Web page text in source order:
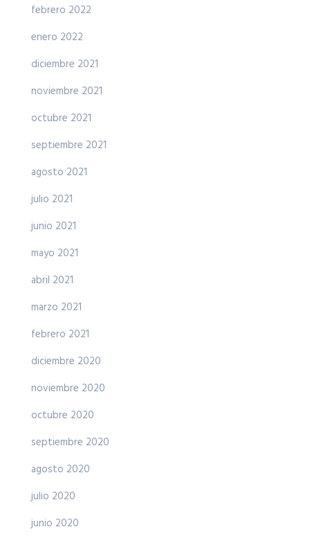
febrero 2022
enero 2022
diciembre 2021
noviembre 2021
octubre 2021
septiembre 2021
agosto 2021
julio 2021
junio 2021
mayo 2021
abril 2021
marzo 2021
febrero 2021
diciembre 2020
noviembre 2020
octubre 2020
septiembre 2020
agosto 2020
julio 2020
junio 2020